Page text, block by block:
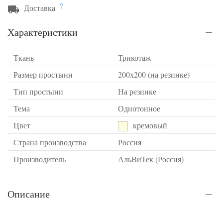
Доставка ?
Характеристики
Ткань
Трикотаж
Размер простыни
200х200 (на резинке)
Тип простыни
На резинке
Тема
Однотонное
Цвет
кремовый
Страна производства
Россия
Производитель
АльВиТек (Россия)
Описание